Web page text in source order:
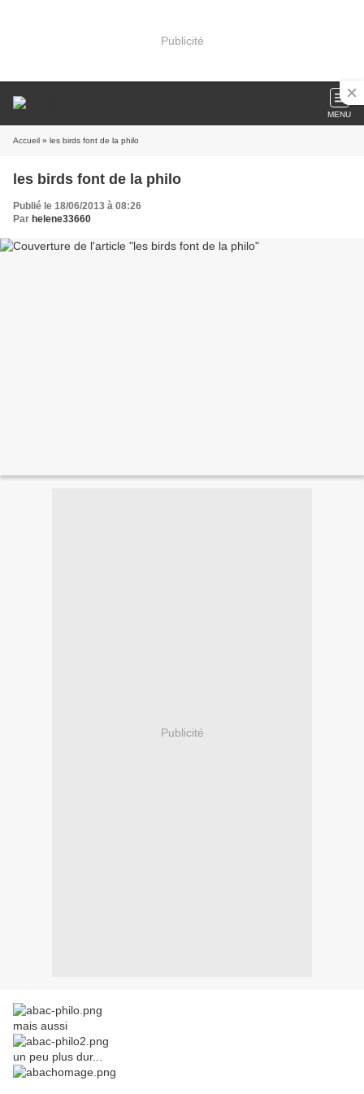
Publicité
MENU
Accueil » les birds font de la philo
les birds font de la philo
Publié le 18/06/2013 à 08:26
Par helene33660
Publicité
mais aussi
un peu plus dur...